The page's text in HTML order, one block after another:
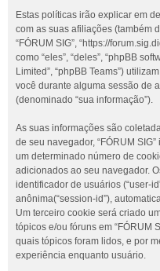
Estas políticas irão explicar em
com as suas afiliações (também
“FÓRUM SIG”, “https://
como “eles”, “deles”, “phpBB
Limited”, “phpBB Teams”)
você durante alguma sessão de
(denominado “sua informação”).
As suas informações são
de seu navegador, “FÓRUM
um determinado número de
adicionados ao seu navegador.
identificador de usuários (“user-
anônima(“session-id”),
Um terceiro cookie será criado
tópicos e/ou fóruns em “FÓRUM
quais tópicos foram lidos, e por
experiência enquanto usuário.